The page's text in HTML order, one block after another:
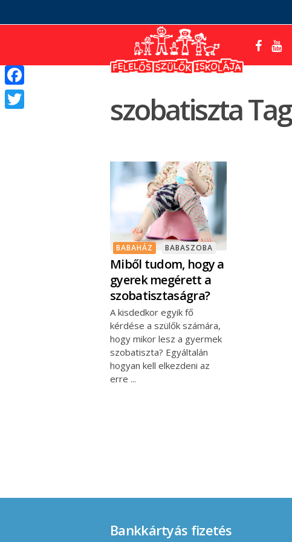
szobatiszta Tag
BABAHÁZ BABASZOBA
Miből tudom, hogy a
gyerek megérett a
szobatisztaságra?
A kisdedkor egyik fő
kérdése a szülők számára,
hogy mikor lesz a gyermek
szobatiszta? Egyáltalán
hogyan kell elkezdeni az
erre
Bankkártyás fizetés
Facebook